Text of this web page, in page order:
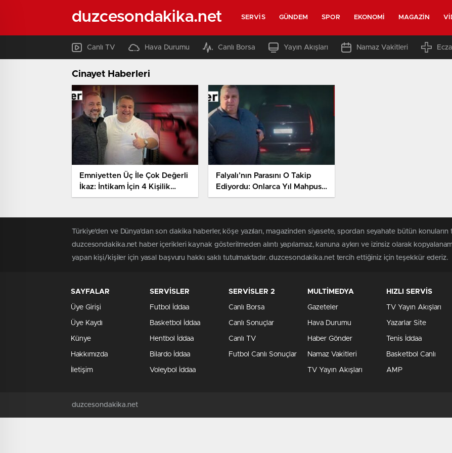
duzcesondakika.net SERVIS GÜNDEM SPOR EKONOMI MAGAZIN
Canlı TV Hava Durumu Canlı Borsa Yayın Akışları Namaz Vakitleri
Cinayet Haberleri
Emniyetten Üç İle Çok Değerli
İkaz: İntikam İçin 4 Kişilik
‘infaz Ekibi’ Türkiye’de
Falyalı’nın Parasını O Takip
Ediyordu: Onlarca Yıl Mahpusu
İsteniyor
Türkiye'den ve Dünya’dan son dakika haberler, köşe yazıları, magazinden siyasete, spordan seyahate bütün
duzcesondakika.net haber içerikleri kaynak gösterilmeden alıntı yapılamaz, kanuna aykırı ve izinsiz olarak
yapan kişi/kişiler için yasal başvuru hakkı saklı tutulmaktadır. duzcesondakika.net tercih ettiğiniz için teşekkür ederiz.
SAYFALAR
Üye Girişi
Üye Kaydı
Künye
Hakkımızda
İletişim
SERVİSLER
Futbol İddaa
Basketbol İddaa
Hentbol İddaa
Bilardo İddaa
Voleybol İddaa
SERVİSLER 2
Canlı Borsa
Canlı Sonuçlar
Canlı TV
Futbol Canlı Sonuçlar
MULTİMEDYA
Gazeteler
Hava Durumu
Haber Gönder
Namaz Vakitleri
TV Yayın Akışları
HIZLI SERVİS
TV Yayın Akışları
Yazarlar Site
Tenis İddaa
Basketbol Canlı
AMP
duzcesondakika.net